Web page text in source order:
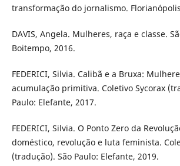
transformação do jornalismo.
DAVIS, Angela. Mulheres, raça e classe.
Boitempo, 2016.
FEDERICI, Silvia. Calibã e a Bruxa:
acumulação primitiva. Coletivo Sycorax
Paulo: Elefante, 2017.
FEDERICI, Silvia. O Ponto Zero da
doméstico, revolução e luta feminista.
(tradução). São Paulo: Elefante, 2019.